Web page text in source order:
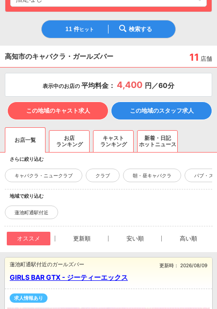
11 件ヒット 検索する
高知市のキャバクラ・ガールズバー 11 店舗
表示中のお店の 平均料金： 4,400 円／60分
この地域のキャスト求人 この地域のスタッフ求人
お店一覧
お店
ランキング
キャスト
ランキング
新着・日記
ホットニュース
さらに絞り込む
キャバクラ・ニュークラブ クラブ 朝・昼キャバクラ パブ・ス
地域で絞り込む
蓮池町通駅付近
オススメ 更新順 安い順 高い順
GIRLS BAR GTX - ジーティーエックス
蓮池町通駅付近のガールズバー 更新時： 2026/08/09
求人情報あり